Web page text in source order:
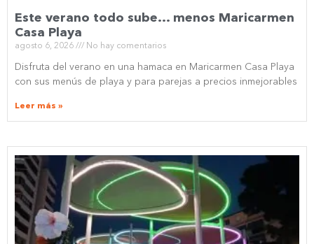
Este verano todo sube… menos Maricarmen
Casa Playa
agosto 6, 2026 No hay comentarios
Disfruta del verano en una hamaca en Maricarmen Casa Playa
con sus menús de playa y para parejas a precios inmejorables
Leer más »